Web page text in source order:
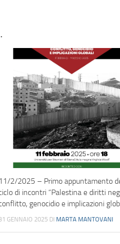
11/2/2025 – Primo appuntamento
di incontri “Palestina e diritti
genocidio e implicazioni
GENNAIO 2025 DI MARTA MANTOVANI